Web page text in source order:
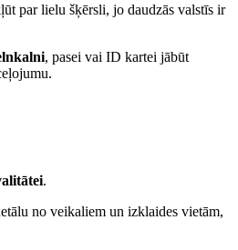
par lielu šķērsli, jo daudzās valstīs ir
, pasei vai ID kartei jābūt
.
no veikaliem un izklaides vietām,